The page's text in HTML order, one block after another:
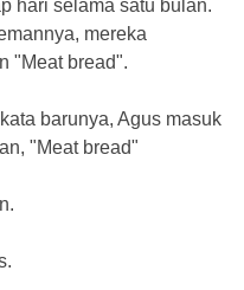
hari selama satu bulan.
mereka
"Meat bread".
barunya, Agus masuk
"Meat bread"